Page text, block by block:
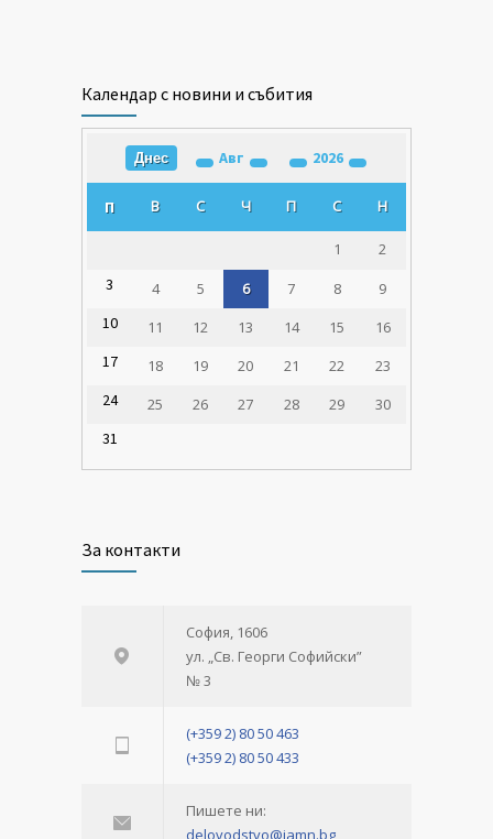
Календар с новини и събития
Днес Авг 2026
П В С Ч П С Н
1
2
3
4 5 6 7 8
9
10
11 12 13 14 15
16
17
18 19 20 21 22
23
24
25 26 27 28 29
30
31
За контакти
София, 1606
ул. „Св. Георги Софийски”
№ 3
(+359 2) 80 50 463
(+359 2) 80 50 433
Пишете ни:
delovodstvo@iamn.bg